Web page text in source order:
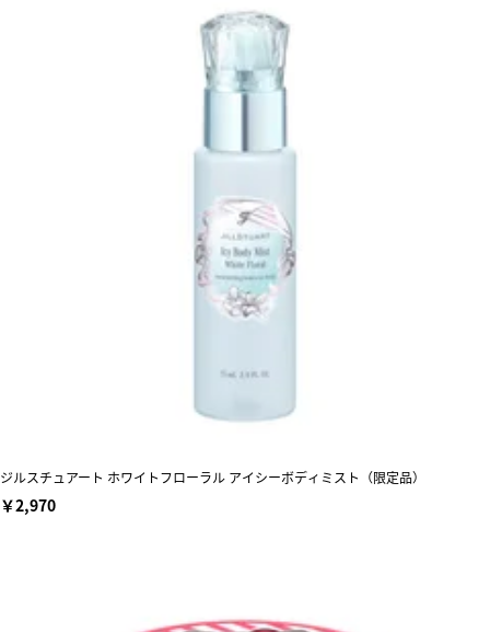
ジルスチュアート ホワイトフローラル アイシーボディミスト（限定品）
￥2,970